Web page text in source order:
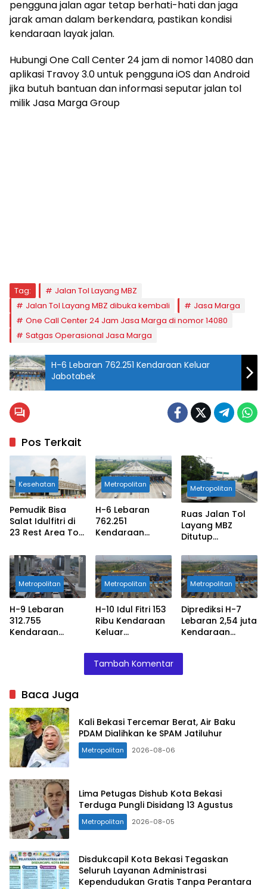
pengguna jalan agar tetap berhati-hati dan jaga
jarak aman dalam berkendara, pastikan kondisi
kendaraan layak jalan.
Hubungi One Call Center 24 jam di nomor 14080 dan
aplikasi Travoy 3.0 untuk pengguna iOS dan Android
jika butuh bantuan dan informasi seputar jalan tol
milik Jasa Marga Group
Tag:
Jalan Tol Layang MBZ
Jalan Tol Layang MBZ dibuka kembali
Jasa Marga
One Call Center 24 Jam Jasa Marga di nomor 14080
Satgas Operasional Jasa Marga
H-6 Lebaran 762.251 Kendaraan Keluar
Jabotabek
Pos Terkait
Kesehatan
Pemudik Bisa
Salat Idulfitri di
23 Rest Area Tol
Metropolitan
H-6 Lebaran
762.251
Kendaraan
Jabotabek
Metropolitan
Ruas Jalan Tol
Layang MBZ
Ditutup
Metropolitan
H-9 Lebaran
312.755
Kendaraan
Metropolitan
H-10 Idul Fitri 153
Ribu Kendaraan
Keluar
Metropolitan
Diprediksi H-7
Lebaran 2,54 juta
Kendaraan
Jabodetabek
Tambah Komentar
Baca Juga
Kali Bekasi Tercemar Berat, Air Baku
PDAM Dialihkan ke SPAM Jatiluhur
Metropolitan 2026-08-06
Lima Petugas Dishub Kota Bekasi
Terduga Pungli Disidang 13 Agustus
Metropolitan 2026-08-05
Disdukcapil Kota Bekasi Tegaskan
Seluruh Layanan Administrasi
Kependudukan Gratis Tanpa Perantara